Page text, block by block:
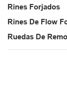
Rines Forjados
Rines De Flow
Ruedas De